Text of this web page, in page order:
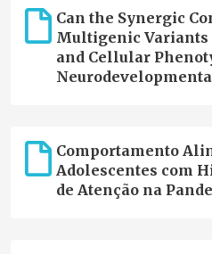
Can the Synergic
Multigenic
and Cellular
Comportamento
Adolescentes com
de Atenção na